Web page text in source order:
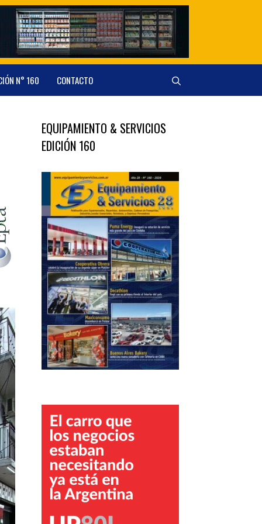
N° 160 CONTACTO
EQUIPAMIENTO & SERVICIOS
EDICIÓN 160